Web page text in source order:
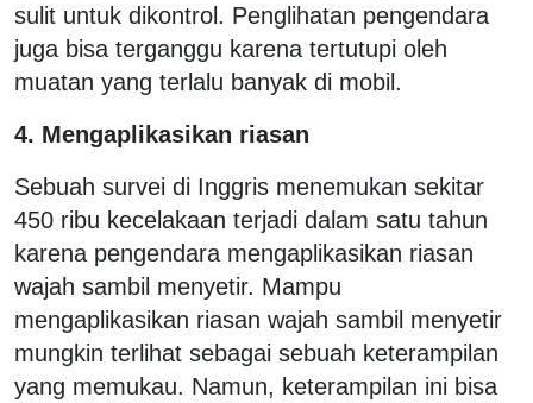
sulit untuk dikontrol. Penglihatan pengendara
juga bisa terganggu karena tertutupi oleh
muatan yang terlalu banyak di mobil.
4. Mengaplikasikan riasan
Sebuah survei di Inggris menemukan sekitar
450 ribu kecelakaan terjadi dalam satu tahun
karena pengendara mengaplikasikan riasan
wajah sambil menyetir. Mampu
mengaplikasikan riasan wajah sambil menyetir
mungkin terlihat sebagai sebuah keterampilan
yang memukau. Namun, keterampilan ini bisa